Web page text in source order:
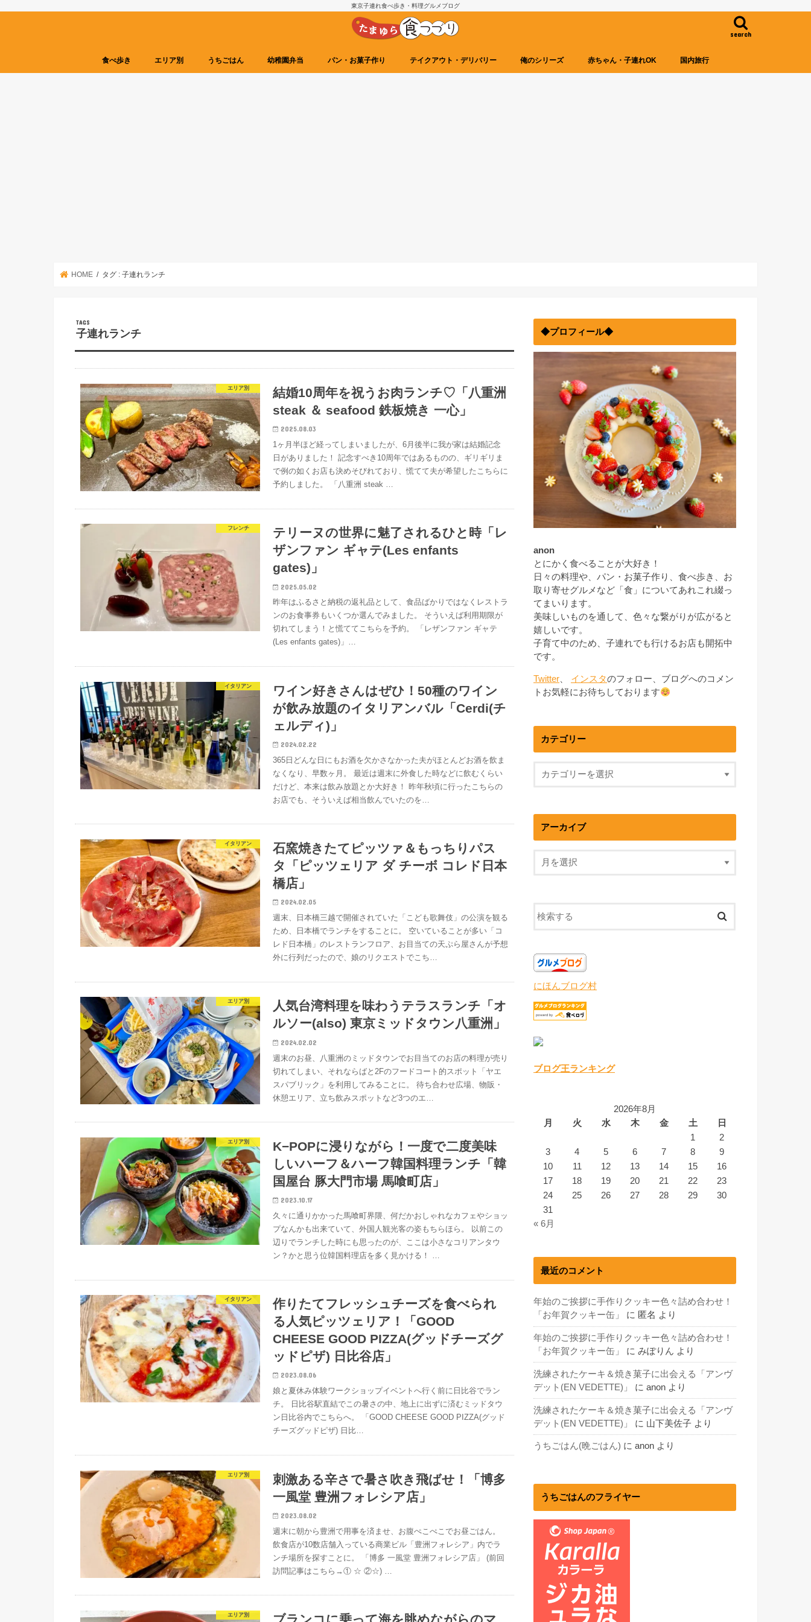
東京子連れ食べ歩き・料理グルメブログ
search
食べ歩き エリア別 うちごはん 幼稚園弁当 パン・お菓子作り テイクアウト・デリバリー 俺のシリーズ 赤ちゃん・子連れOK 国内旅行
HOME タグ : 子連れランチ
子連れランチ
エリア別
結婚10周年を祝うお肉ランチ♡「八重洲
steak ＆ seafood 鉄板焼き 一心」
2025.08.03
1ヶ月半ほど経ってしまいましたが、6月後半に我が家は結婚記念
日がありました！ 記念すべき10周年ではあるものの、ギリギリま
で例の如くお店も決めそびれており、慌てて夫が希望したこちらに
予約しました。 「八重洲 steak …
フレンチ
テリーヌの世界に魅了されるひと時「レ
ザンファン ギャテ(Les enfants
gates)」
2025.05.02
昨年はふるさと納税の返礼品として、食品ばかりではなくレストラ
ンのお食事券もいくつか選んでみました。 そういえば利用期限が
切れてしまう！と慌ててこちらを予約。 「レザンファン ギャテ
(Les enfants gates)」…
イタリアン
ワイン好きさんはぜひ！50種のワイン
が飲み放題のイタリアンバル「Cerdi(チ
ェルディ)」
2024.02.22
365日どんな日にもお酒を欠かさなかった夫がほとんどお酒を飲ま
なくなり、早数ヶ月。 最近は週末に外食した時などに飲むくらい
だけど、本来は飲み放題とか大好き！ 昨年秋頃に行ったこちらの
お店でも、そういえば相当飲んでいたのを…
イタリアン
石窯焼きたてピッツァ＆もっちりパス
タ「ピッツェリア ダ チーボ コレド日本
橋店」
2024.02.05
週末、日本橋三越で開催されていた「こども歌舞伎」の公演を観る
ため、日本橋でランチをすることに。 空いていることが多い「コ
レド日本橋」のレストランフロア、お目当ての天ぷら屋さんが予想
外に行列だったので、娘のリクエストでこち…
エリア別
人気台湾料理を味わうテラスランチ「オ
ルソー(also) 東京ミッドタウン八重洲」
2024.02.02
週末のお昼、八重洲のミッドタウンでお目当てのお店の料理が売り
切れてしまい、それならばと2Fのフードコート的スポット「ヤエ
スパブリック」を利用してみることに。 待ち合わせ広場、物販・
休憩エリア、立ち飲みスポットなど3つのエ…
エリア別
K−POPに浸りながら！一度で二度美味
しいハーフ＆ハーフ韓国料理ランチ「韓
国屋台 豚大門市場 馬喰町店」
2023.10.17
久々に通りかかった馬喰町界隈、何だかおしゃれなカフェやショッ
プなんかも出来ていて、外国人観光客の姿もちらほら。 以前この
辺りでランチした時にも思ったのが、ここは小さなコリアンタウ
ン？かと思う位韓国料理店を多く見かける！ …
イタリアン
作りたてフレッシュチーズを食べられ
る人気ピッツェリア！「GOOD
CHEESE GOOD PIZZA(グッドチーズグ
ッドピザ) 日比谷店」
2023.08.06
娘と夏休み体験ワークショップイベントへ行く前に日比谷でラン
チ。 日比谷駅直結でこの暑さの中、地上に出ずに済むミッドタウ
ン日比谷内でこちらへ。 「GOOD CHEESE GOOD PIZZA(グッド
チーズグッドピザ) 日比…
エリア別
刺激ある辛さで暑さ吹き飛ばせ！「博多
一風堂 豊洲フォレシア店」
2023.08.02
週末に朝から豊洲で用事を済ませ、お腹ぺこぺこでお昼ごはん。
飲食店が10数店舗入っている商業ビル「豊洲フォレシア」内でラ
ンチ場所を探すことに。 「博多 一風堂 豊洲フォレシア店」 (前回
訪問記事はこちら→① ☆ ②☆) …
エリア別
◆プロフィール◆
anon
とにかく食べることが大好き！
日々の料理や、パン・お菓子作り、食べ歩き、お
取り寄せグルメなど「食」についてあれこれ綴っ
てまいります。
美味しいものを通して、色々な繋がりが広がると
嬉しいです。
子育て中のため、子連れでも行けるお店も開拓中
です。
Twitter インスタのフォロー、ブログへのコメン
トお気軽にお待ちしております
カテゴリー
アーカイブ
にほんブログ村
ブログ王ランキング
2026年8月
月
火 水 木 金 土
日
1
2
3
4 5 6 7 8
9
10
11 12 13 14 15
16
17
18 19 20 21 22
23
24
25 26 27 28 29
30
31
« 6月
最近のコメント
年始のご挨拶に手作りクッキー色々詰め合わせ！
「お年賀クッキー缶」
に 匿名 より
年始のご挨拶に手作りクッキー色々詰め合わせ！
「お年賀クッキー缶」
に みぽりん より
洗練されたケーキ＆焼き菓子に出会える「アンヴ
デット(EN VEDETTE)」
に anon より
洗練されたケーキ＆焼き菓子に出会える「アンヴ
デット(EN VEDETTE)」
に 山下美佐子 より
うちごはん(晩ごはん) に anon より
うちごはんのフライヤー